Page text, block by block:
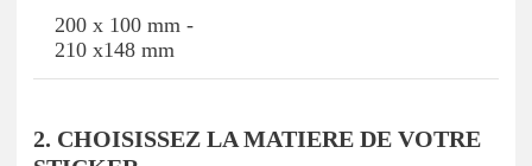
200 x 100 mm -
210 x148 mm
2. CHOISISSEZ LA MATIERE DE VOTRE